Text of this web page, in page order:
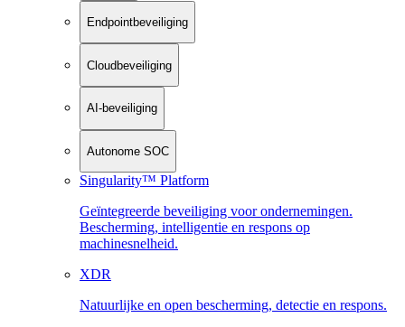
Endpointbeveiliging
Cloudbeveiliging
AI-beveiliging
Autonome SOC
Singularity™ Platform
Geïntegreerde beveiliging voor ondernemingen.
Bescherming, intelligentie en respons op
machinesnelheid.
XDR
Natuurlijke en open bescherming, detectie en respons.